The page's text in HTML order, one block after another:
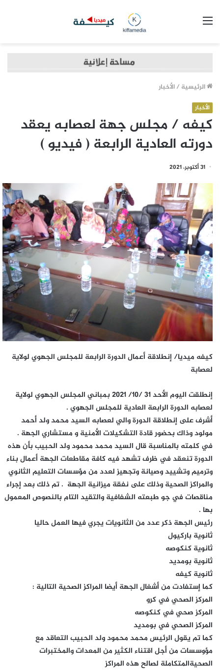
الرئيسية /الأخبار
الأخبار
كيفه / مجلس جهة لعصابه يعقد
دورته العادية الرابعة ( فيديو )
31 أكتوبر، 2021
كيفه ميديا/ إنطلاقة أعمال الدورة الرابعة للمجلس الجهوي لولاية
لعصابة
إنطلقت اليوم الأحد 31 /10/ 2021 بمباني المجلس الجهوي لولاية
لعصابه الدورة الرابعة العادية للمجلس الجهوي .
أشرف على إنطلاقة الدورة والي لعصابه السيد محمد ولد أحمد
مولود وذاك بحضور قادة التشكيلات الأمنية و مستشاري الجهة .
في كلمته بالمناسبة قال السيد محمد محمود ولد الحبيب بأن هذه
الدورة تنعقد في ظرف تشهد فيه كافة مقاطعات الجهة أعمال بناء
وترميم وتشييد وصيانة وتجهيز لعدد من مؤسسات التعليم الثانوي
والمراكز الصحية وذلك على نفقة ميزانية الجهة . تم ذلك بعد إجراء
مناقصات في جو طبعته الشفافية والتقيد التام بالنصوص المعمول
بها .
رئيس الجهة ذكر عدد من الثانويات يجري فيها العمل حاليا
ثانوية باركيول
ثانوية كنكوصه
ثانوية بومديد
ثانوية كيفه
كما إستفادت من أشغال الجهة أيضا المراكز الصحية التالية :
المركز الصحي في كرو
المركز صحي في كنكوصه
المركز الصحي في بومديد
كما تم يقول الرئيس محمد محمود ولد الحبيب التعاقد مع
مؤوسسات من أجل اقتناء الكثير من المعدات والمختبرات
الصحيةالمتكاملة لصالح هذه المراكز